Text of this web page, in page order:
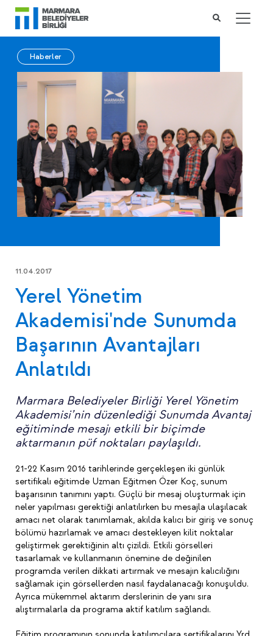
Haberler
11.04.2017
Yerel Yönetim
Akademisi'nde Sunumda
Başarının Avantajları
Anlatıldı
Marmara Belediyeler Birliği Yerel Yönetim
Akademisi’nin düzenlediği Sunumda Avantaj
eğitiminde mesajı etkili bir biçimde
aktarmanın püf noktaları paylaşıldı.
21-22 Kasım 2016 tarihlerinde gerçekleşen iki günlük
sertifikalı eğitimde Uzman Eğitmen Özer Koç, sunum
başarısının tanımını yaptı. Güçlü bir mesaj oluşturmak için
neler yapılması gerektiği anlatılırken bu mesajla ulaşılacak
amacı net olarak tanımlamak, akılda kalıcı bir giriş ve sonuç
bölümü hazırlamak ve amacı destekleyen kilit noktalar
geliştirmek gerektiğinin altı çizildi. Etkili görselleri
tasarlamak ve kullanmanın önemine de değinilen
programda verilen dikkati artırmak ve mesajın kalıcılığını
sağlamak için görsellerden nasıl faydalanacağı konuşuldu.
Ayrıca mükemmel aktarım derslerinin de yanı sıra
alıştırmalarla da programa aktif katılım sağlandı.